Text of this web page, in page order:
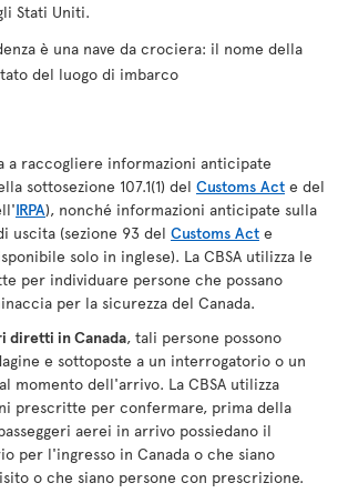
Stati Uniti.
è una nave da crociera: il nome della
del luogo di imbarco
a raccogliere informazioni anticipate
sottosezione 107.1(1) del Customs Act e del
IRPA), nonché informazioni anticipate sulla
uscita (sezione 93 del Customs Act e
solo in inglese). La CBSA utilizza le
per individuare persone che possano
per la sicurezza del Canada.
diretti in Canada, tali persone possono
e sottoposte a un interrogatorio o un
momento dell'arrivo. La CBSA utilizza
prescritte per confermare, prima della
aerei in arrivo possiedano il
per l'ingresso in Canada o che siano
o che siano persone con prescrizione.